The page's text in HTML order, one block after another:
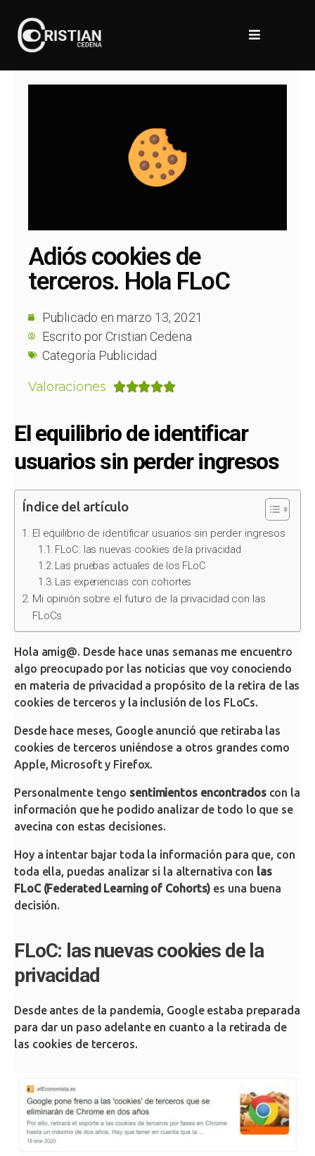
Adiós cookies de
terceros. Hola FLoC
Publicado en marzo 13, 2021
Escrito por Cristian Cedena
Categoría Publicidad
Valoraciones 
El equilibrio de identificar
usuarios sin perder ingresos
Índice del artículo
El equilibrio de identificar usuarios sin perder ingresos
FLoC: las nuevas cookies de la privacidad
Las pruebas actuales de los FLoC
Las experiencias con cohortes
Mi opinión sobre el futuro de la privacidad con las
FLoCs
Hola amig@. Desde hace unas semanas me encuentro
algo preocupado por las noticias que voy conociendo
en materia de privacidad a propósito de la retira de las
cookies de terceros y la inclusión de los FLoCs.
Desde hace meses, Google anunció que retiraba las
cookies de terceros uniéndose a otros grandes como
Apple, Microsoft y Firefox.
Personalmente tengo sentimientos encontradoscon la
información que he podido analizar de todo lo que se
avecina con estas decisiones.
Hoy a intentar bajar toda la información para que, con
toda ella, puedas analizar si la alternativa con las
FLoC (Federated Learning of Cohorts) es una buena
decisión.
FLoC: las nuevas cookies de la
privacidad
Desde antes de la pandemia, Google estaba preparada
para dar un paso adelante en cuanto a la retirada de
las cookies de terceros.